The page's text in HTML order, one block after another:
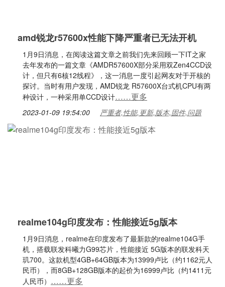
amd锐龙r57600x性能下降严重者已无法开机
1月9日消息，在阅读这篇文章之前我们先来回顾一下IT之家
去年发布的一篇文章《AMDR57600X部分采用双Zen4CCD设
计，但只有6核12线程》，这一消息一度引起网友对于开核的
探讨。当时有用户发现，AMD锐龙 R57600X台式机CPU有两
种设计，一种采用单CCD设计……更多
2023-01-09 19:54:00 严重者,性能,更新,版本,固件,问题
realme104g印度发布：性能接近5g版本
1月9日消息，realme在印度发布了最新款的realme104G手
机，搭载联发科曦力G99芯片，性能接近 5G版本的联发科天
玑700。这款机型4GB+64GB版本为13999卢比（约1162元人
民币），而8GB+128GB版本的起价为16999卢比（约1411元
人民币） ……更多